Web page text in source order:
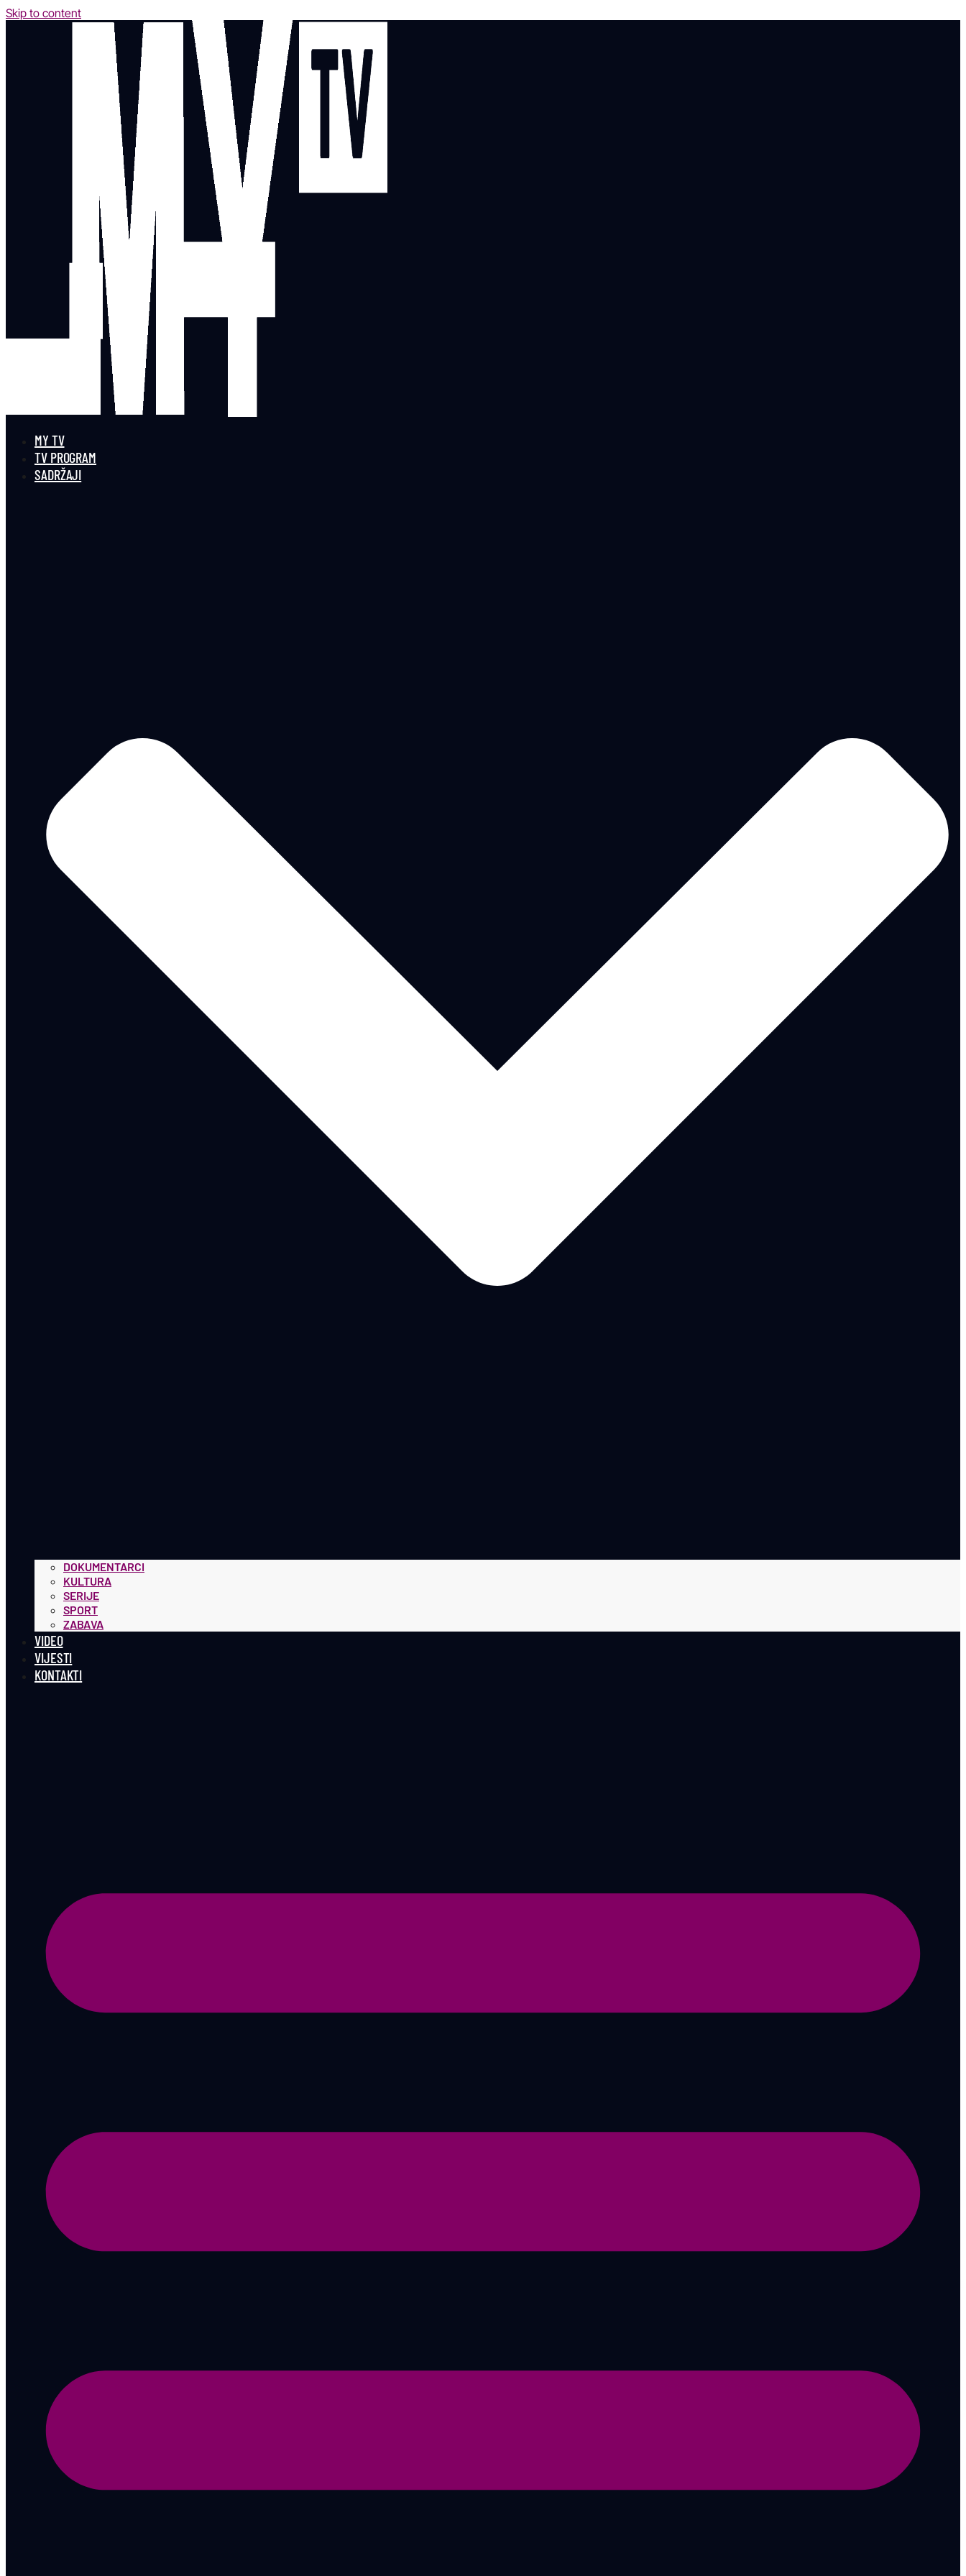
Skip to content
MY TV
TV PROGRAM
SADRŽAJI
DOKUMENTARCI
KULTURA
SERIJE
SPORT
ZABAVA
VIDEO
VIJESTI
KONTAKTI